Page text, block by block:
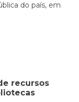
do país, em
recursos